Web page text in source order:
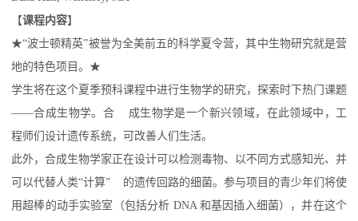
【课程内容】
★“波士顿精英”被誉为全美前五的科学夏令营，其中生物研究就是营
地的特色项目。★
学生将在这个夏季预科课程中进行生物学的研究，探索时下热门课题
——合成生物学。合 成生物学是一个新兴领域，在此领域中，工
程师们设计遗传系统，可改善人们生活。
此外，合成生物学家正在设计可以检测毒物、以不同方式感知光、并
可以代替人类“计算” 的遗传回路的细菌。参与项目的青少年们将使
用超棒的动手实验室（包括分析 DNA 和基因插入细菌），并在这个